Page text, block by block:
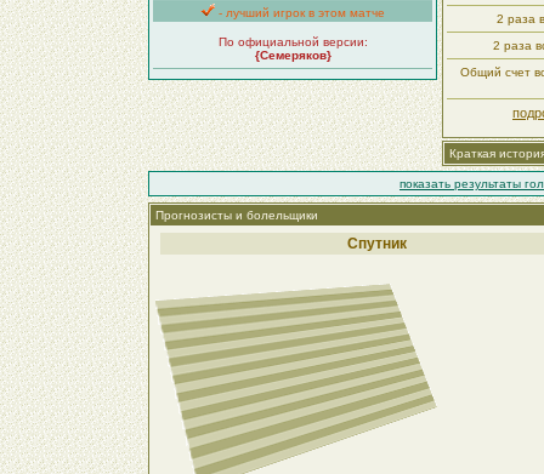
- лучший игрок в этом матче
По официальной версии:
{Семеряков}
2 раза
2 раза
Общий счет
Краткая
показать результаты
Прогнозисты и болельщики
Спутник